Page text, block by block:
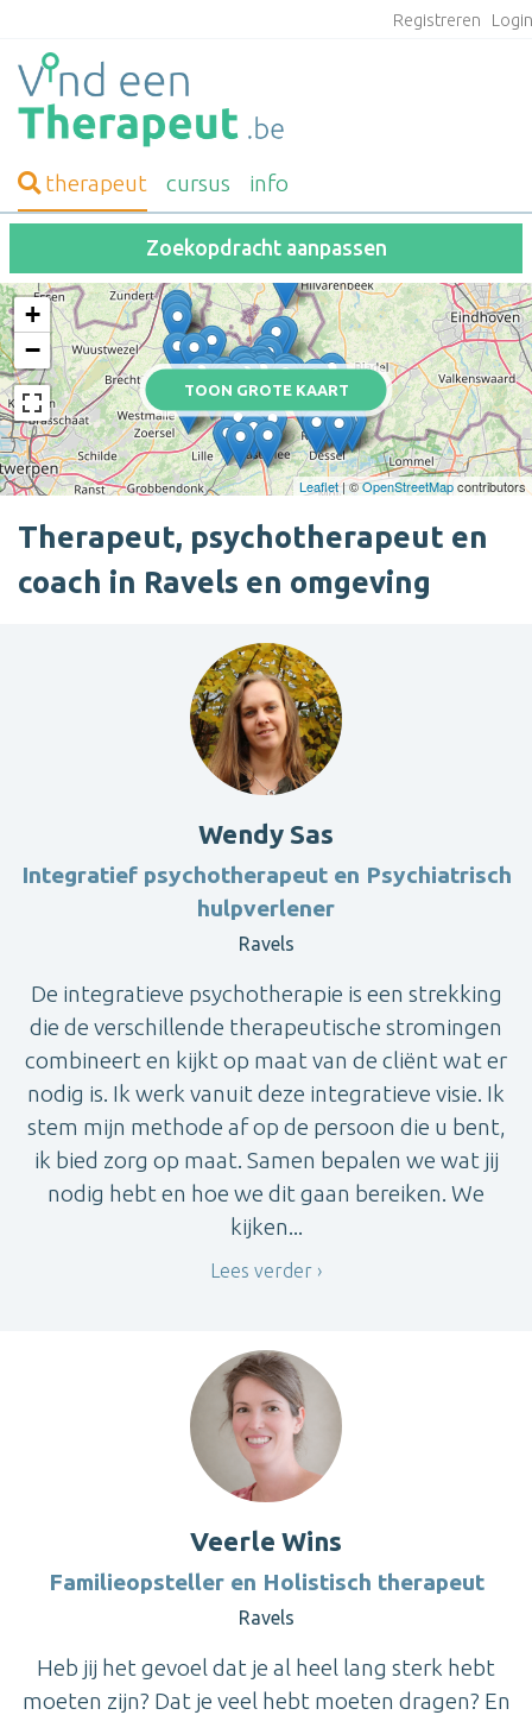
Registreren
therapeut cursus info
Zoekopdracht aanpassen
TOON GROTE KAART
+
−
Leaflet| ©OpenStreetMapcontributors
Therapeut, psychotherapeut en
coach in Ravels en omgeving
Wendy Sas
Integratief psychotherapeut en Psychiatrisch
hulpverlener
Ravels
De integratieve psychotherapie is een strekking
die de verschillende therapeutische stromingen
combineert en kijkt op maat van de cliënt wat er
nodig is. Ik werk vanuit deze integratieve visie. Ik
stem mijn methode af op de persoon die u bent,
ik bied zorg op maat. Samen bepalen we wat jij
nodig hebt en hoe we dit gaan bereiken. We
kijken...
Lees verder
Veerle Wins
Familieopsteller en Holistisch therapeut
Ravels
Heb jij het gevoel dat je al heel lang sterk hebt
moeten zijn? Dat je veel hebt moeten dragen? En